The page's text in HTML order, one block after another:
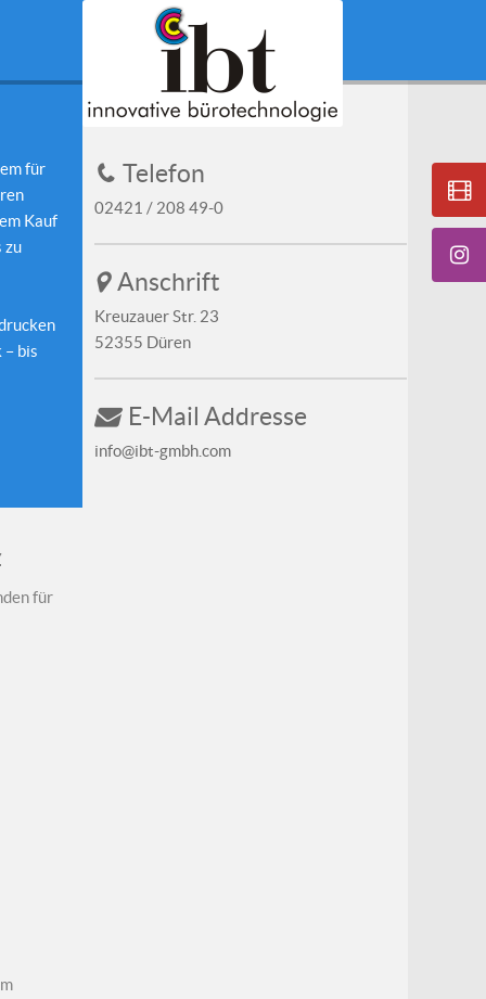
für
Kauf
zu
– bis
für
Telefon
02421 / 208 49-0
Anschrift
Kreuzauer Str. 23
52355 Düren
E-Mail Addresse
info@ibt-gmbh.com